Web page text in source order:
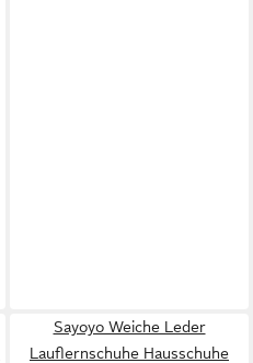
Sayoyo Weiche Leder
Lauflernschuhe Hausschuhe